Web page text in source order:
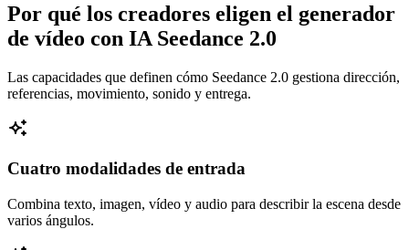
Por qué los creadores eligen el generador
de vídeo con IA Seedance 2.0
Las capacidades que definen cómo Seedance 2.0 gestiona dirección,
referencias, movimiento, sonido y entrega.
Cuatro modalidades de entrada
Combina texto, imagen, vídeo y audio para describir la escena desde
varios ángulos.